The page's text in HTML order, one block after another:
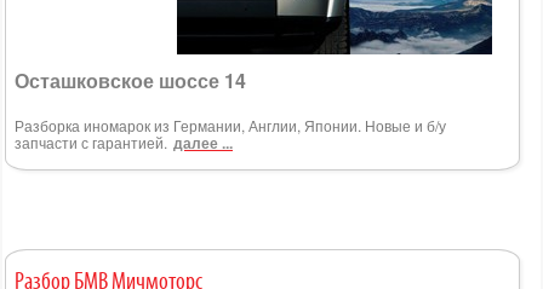
Осташковское шоссе 14
Разборка иномарок из Германии, Англии, Японии. Новые и б/у
запчасти с гарантией. далее ...
Разбор БМВ Мичмоторс